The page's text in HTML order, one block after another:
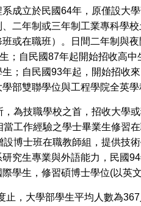
成立於民國64年，原僅設大
二年制或三年制工業專科學
班或在職班）。日間二年制與
；自民國87年起開始招收高
；自民國93年起，開始招收
部雙聯學位與工程學院全英學
為技職學校之首，招收大學
工作經驗之學士畢業生修習
博士班在職教師組，提供技
究生專業與外語能力，民國
學生，修習碩博士學位(以英文
，大學部學生平均人數為